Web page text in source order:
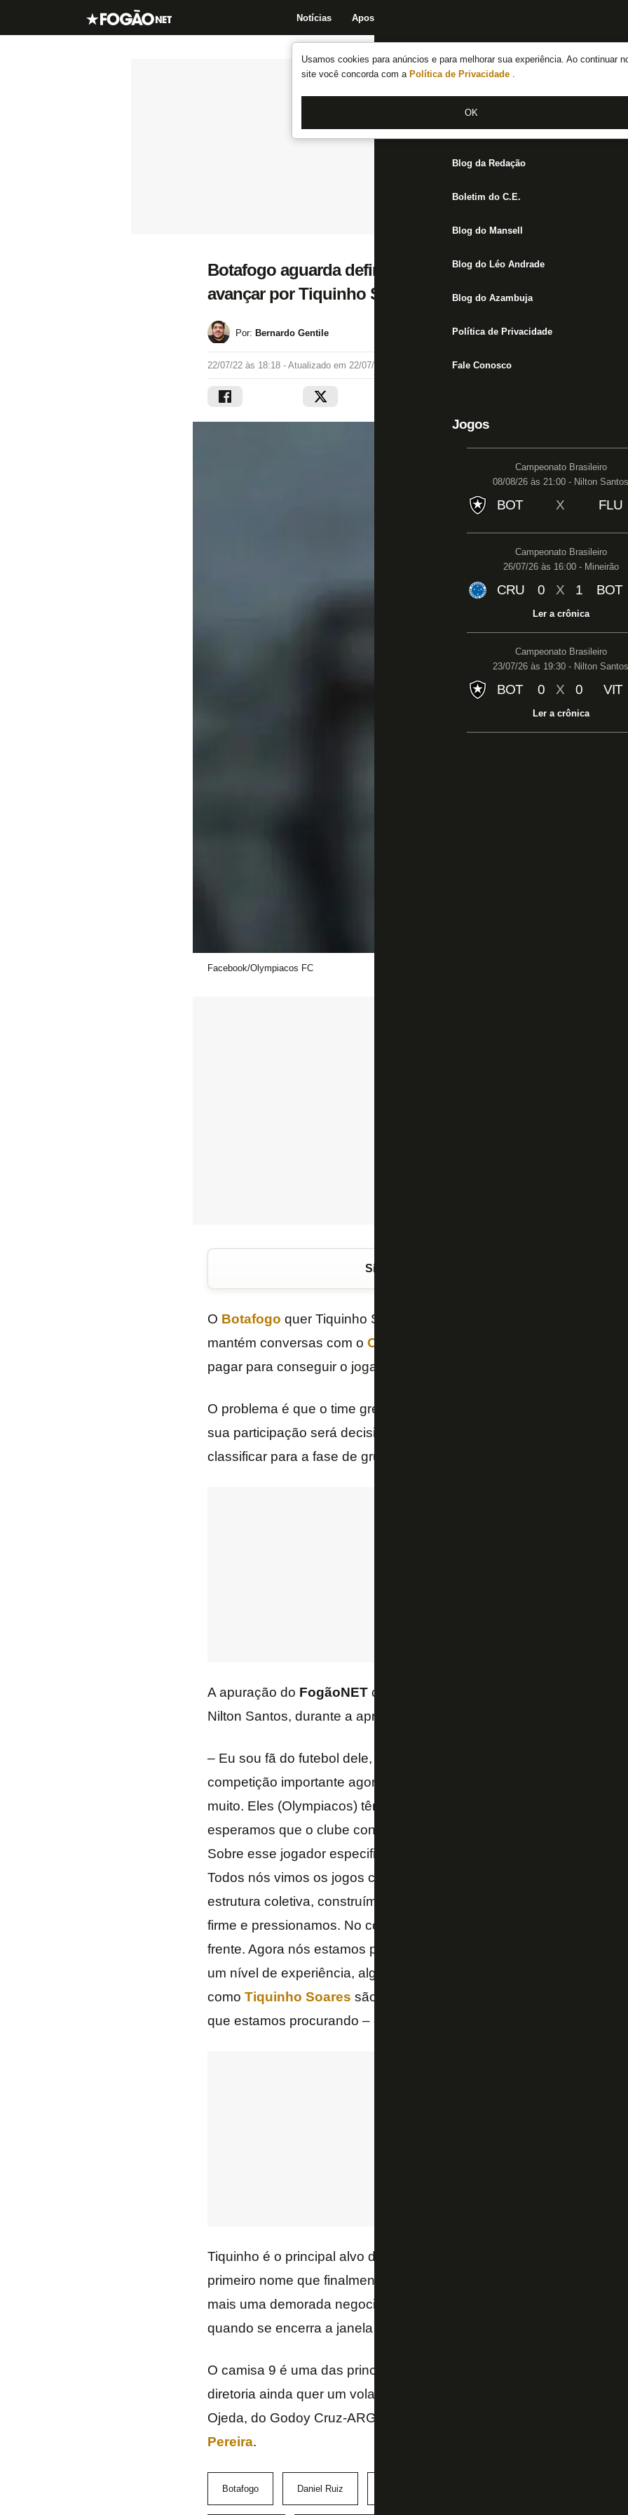
Usamos cookies para anúncios e para melhorar sua experiência. Ao continuar
site você concorda com a Política de Privacidade .
OK
Notícias Apostas
Notícias do Botafogo
Fórum
Jogos
Blog da Redação
Boletim do C.E.
Blog do Mansell
Blog do Léo Andrade
Blog do Azambuja
Política de Privacidade
Fale Conosco
Jogos
Campeonato Brasileiro
08/08/26 às 21:00 - Nilton Santos
BOT X FLU
Campeonato Brasileiro
26/07/26 às 16:00 - Mineirão
CRU 0 X 1 BOT
Ler a crônica
Campeonato Brasileiro
23/07/26 às 19:30 - Nilton Santos
BOT 0 X 0 VIT
Ler a crônica
Botafogo aguarda definição de Olympiacos na
avançar por Tiquinho Soares
Por: Bernardo Gentile
22/07/22 às 18:18 - Atualizado em 22/07/22 às 18:28
Facebook/Olympiacos FC
Siga o FogãoNET
O Botafogo quer Tiquinho Soares e isso não é mais segredo para
mantém conversas com o Olympiacos
pagar para conseguir o jogador: 1 milhão de euros (cerca de R$ 5,5
O problema é que o time grego está disputando a fase inicial da Liga
sua participação será decisiva para a negociação. Enquanto estiver
classificar para a fase de grupos, o
A apuração do FogãoNETcombina com o que John Textor disse
Nilton Santos, durante a apresentação do novo vestiário do
– Eu sou fã do futebol dele, assim como todo mundo. Ele está
competição importante agora (Liga dos Campeões). Os donos estão
muito. Eles (Olympiacos) têm uma partida importante na semana que
esperamos que o clube converse com a gente no momento certo
Sobre esse jogador especificamente, ele tem o perfil que o
Todos nós vimos os jogos contra o América-MG, Atlético-MG e
estrutura coletiva, construímos de trás. Fazemos o que bons times
firme e pressionamos. No começo da temporada o time não
frente. Agora nós estamos priorizando a criação de oportunidades,
um nível de experiência, alguém certeiro, que crie chances de
como Tiquinho Soares são muito maduros e ficam à vontade na
que estamos procurando – explicou Textor.
Tiquinho é o principal alvo do
primeiro nome que finalmente teve consenso interno no clube. No
mais uma demorada negociação pela frente. O Alvinegro tem até o
quando se encerra a janela internacional, para finalizar a contratação.
O camisa 9 é uma das principais necessidades do
diretoria ainda quer um volante, mantido em sigilo, um goleiro e
Ojeda, do Godoy Cruz-ARG, e
Pereira.
Botafogo Daniel Ruiz